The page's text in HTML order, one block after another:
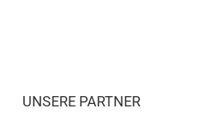
UNSERE PARTNER